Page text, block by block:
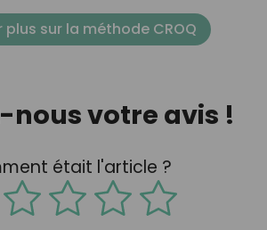
plus sur la méthode CROQ
nous votre avis !
était l'article ?